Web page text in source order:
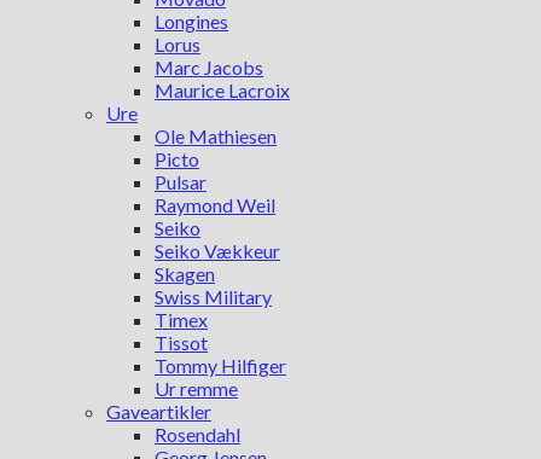
Longines
Lorus
Marc Jacobs
Maurice Lacroix
Ure
Ole Mathiesen
Picto
Pulsar
Raymond Weil
Seiko
Seiko Vækkeur
Skagen
Swiss Military
Timex
Tissot
Tommy Hilfiger
Ur remme
Gaveartikler
Rosendahl